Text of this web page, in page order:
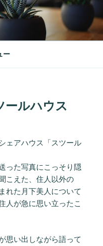
ー
ールハウス
ェアハウス「スツール
った写真にこっそり隠
こえた、住人以外の
れた月下美人について
人が急に思い立ったこ
思い出しながら語って